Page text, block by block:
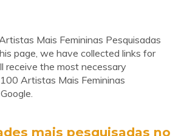
Mais Femininas Pesquisadas
page, we have collected links for
receive the most necessary
Artistas Mais Femininas
mais pesquisadas no